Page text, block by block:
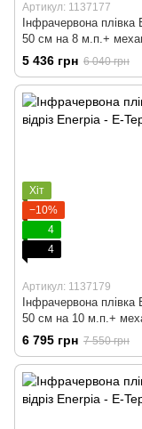
Артикул: 1137177
Інфрачервона плівка
50 cм на 8 м.п.+
терморегулятор
5 436 грн 6 040 грн
Хіт
−10%
4
4
Артикул: 1137179
Інфрачервона плівка
50 cм на 10 м.п.+
терморегулятор
6 795 грн 7 550 грн